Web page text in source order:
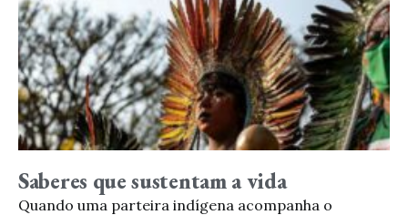
Saberes que sustentam a vida
Quando uma parteira indígena acompanha o